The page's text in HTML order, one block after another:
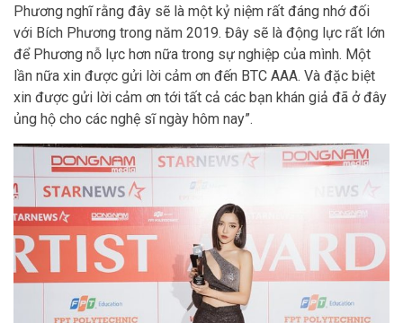
Phương nghĩ rằng đây sẽ là một kỷ niệm rất đáng nhớ đối
với Bích Phương trong năm 2019. Đây sẽ là động lực rất lớn
để Phương nỗ lực hơn nữa trong sự nghiệp của mình. Một
lần nữa xin được gửi lời cảm ơn đến BTC AAA. Và đặc biệt
xin được gửi lời cảm ơn tới tất cả các bạn khán giả đã ở đây
ủng hộ cho các nghệ sĩ ngày hôm nay”.